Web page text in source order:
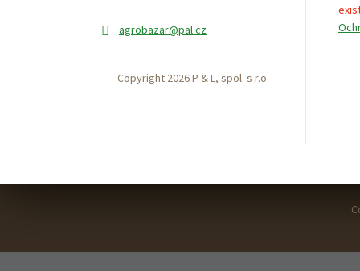
agrobazar@pal.cz
Copyright 2026 P & L, spol. s r.o.